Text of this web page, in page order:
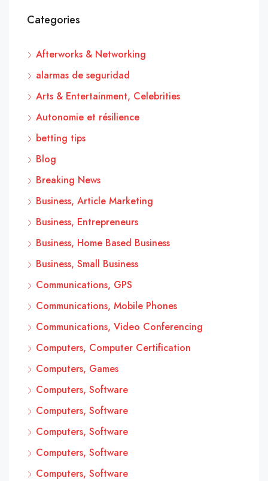
Categories
Afterworks & Networking
alarmas de seguridad
Arts & Entertainment, Celebrities
Autonomie et résilience
betting tips
Blog
Breaking News
Business, Article Marketing
Business, Entrepreneurs
Business, Home Based Business
Business, Small Business
Communications, GPS
Communications, Mobile Phones
Communications, Video Conferencing
Computers, Computer Certification
Computers, Games
Computers, Software
Computers, Software
Computers, Software
Computers, Software
Computers, Software